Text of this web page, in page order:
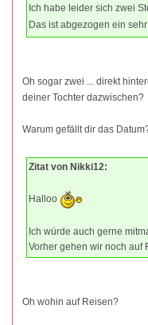
Ich habe leider sich zwei
Das ist abgezogen ein
Oh sogar zwei ... direkt
deiner Tochter dazwischen?
Warum gefällt dir das
Zitat von Nikki12:
Halloo
Ich würde auch gerne
Vorher gehen wir noch auf
Oh wohin auf Reisen?